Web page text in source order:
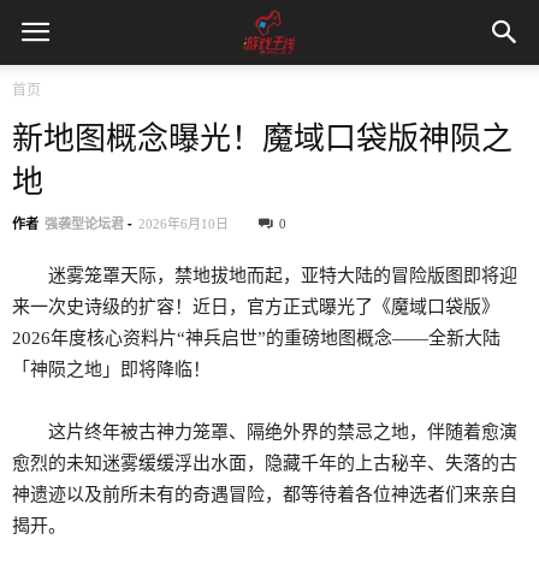
首页
新地图概念曝光！魔域口袋版神陨之
地
作者 强袭型论坛君 - 2026年6月10日 0
迷雾笼罩天际，禁地拔地而起，亚特大陆的冒险版图即将迎
来一次史诗级的扩容！近日，官方正式曝光了《魔域口袋版》
2026年度核心资料片“神兵启世”的重磅地图概念——全新大陆
「神陨之地」即将降临！
这片终年被古神力笼罩、隔绝外界的禁忌之地，伴随着愈演
愈烈的未知迷雾缓缓浮出水面，隐藏千年的上古秘辛、失落的古
神遗迹以及前所未有的奇遇冒险，都等待着各位神选者们来亲自
揭开。